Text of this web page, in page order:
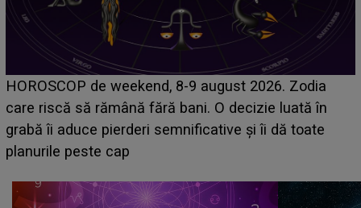
Emanuel a ținut ACEST DETALIU ASCUNS până
acum! În fața Alexandrei, concurentul din Casa
face o MĂRTURISIRE NEAȘTEPTATĂ despre
sa: "I-am spus și ei în față, eu nu te iubesc pentru